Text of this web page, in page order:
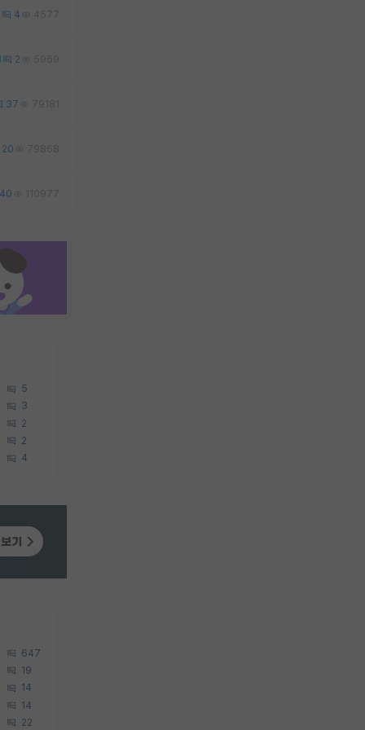
4 4577
2 5969
37 79181
20 79868
40 110977
5
3
2
2
4
647
19
14
14
22